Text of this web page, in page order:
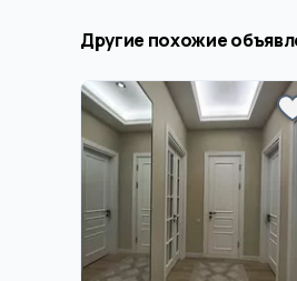
Другие похожие